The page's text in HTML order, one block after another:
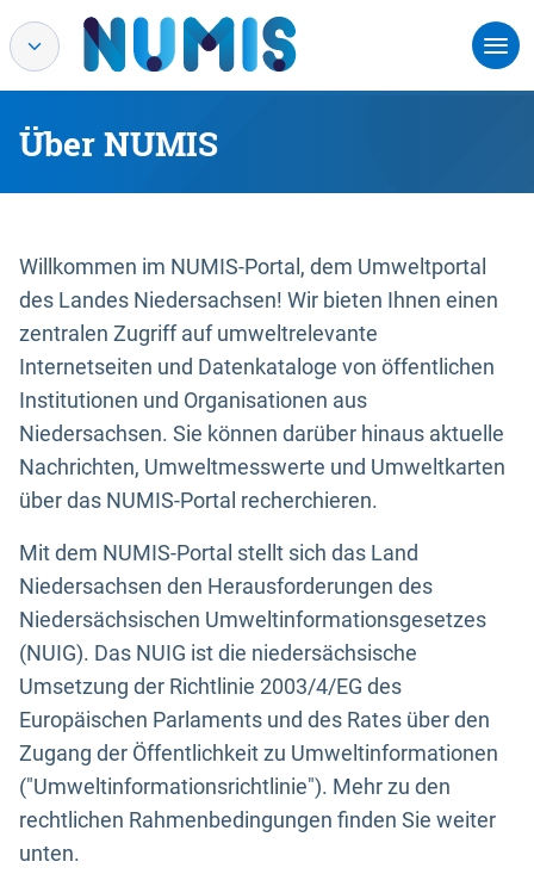
Über NUMIS
Willkommen im NUMIS-Portal, dem Umweltportal
des Landes Niedersachsen! Wir bieten Ihnen einen
zentralen Zugriff auf umweltrelevante
Internetseiten und Datenkataloge von öffentlichen
Institutionen und Organisationen aus
Niedersachsen. Sie können darüber hinaus aktuelle
Nachrichten, Umweltmesswerte und Umweltkarten
über das NUMIS-Portal recherchieren.
Mit dem NUMIS-Portal stellt sich das Land
Niedersachsen den Herausforderungen des
Niedersächsischen Umweltinformationsgesetzes
(NUIG). Das NUIG ist die niedersächsische
Umsetzung der Richtlinie 2003/4/EG des
Europäischen Parlaments und des Rates über den
Zugang der Öffentlichkeit zu Umweltinformationen
("Umweltinformationsrichtlinie"). Mehr zu den
rechtlichen Rahmenbedingungen finden Sie weiter
unten.